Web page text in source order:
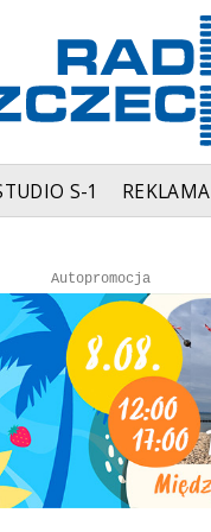
S-1 REKLAMA
Autopromocja
Autopromocja
Reklama